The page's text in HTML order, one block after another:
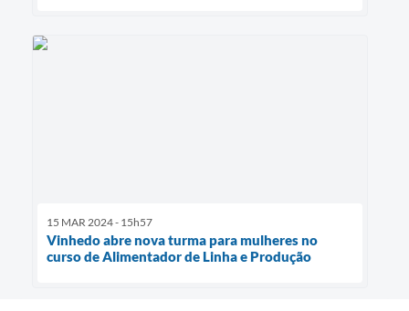
15 MAR 2024 - 15h57
Vinhedo abre nova turma para mulheres no
curso de Alimentador de Linha e Produção